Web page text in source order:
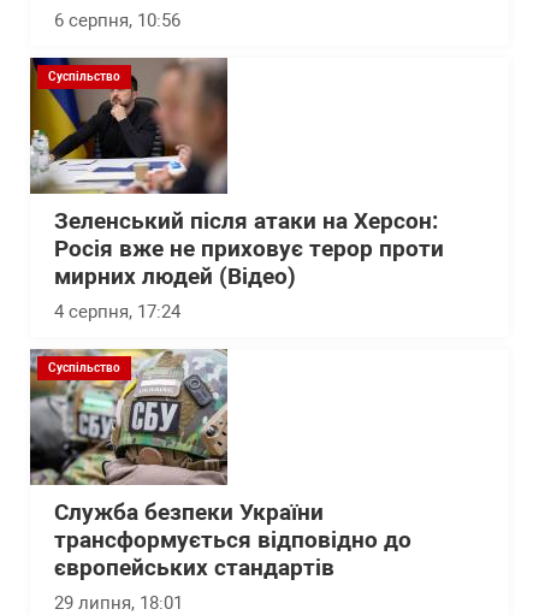
6 серпня, 10:56
Суспільство
Зеленський після атаки на Херсон:
Росія вже не приховує терор проти
мирних людей (Відео)
4 серпня, 17:24
Суспільство
Служба безпеки України
трансформується відповідно до
європейських стандартів
29 липня, 18:01